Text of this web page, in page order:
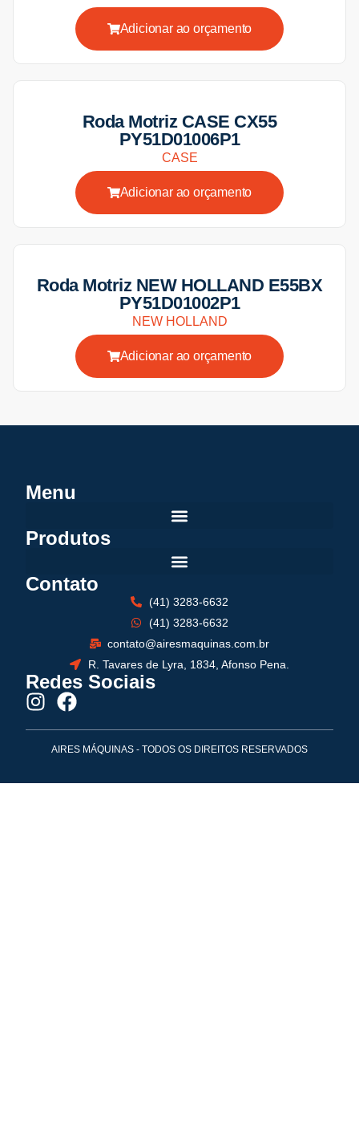
Adicionar ao orçamento
Roda Motriz CASE CX55
PY51D01006P1
CASE
Adicionar ao orçamento
Roda Motriz NEW HOLLAND E55BX
PY51D01002P1
NEW HOLLAND
Adicionar ao orçamento
Menu
Produtos
Contato
(41) 3283-6632
(41) 3283-6632
contato@airesmaquinas.com.br
R. Tavares de Lyra, 1834, Afonso Pena.
Redes Sociais
AIRES MÁQUINAS - TODOS OS DIREITOS RESERVADOS